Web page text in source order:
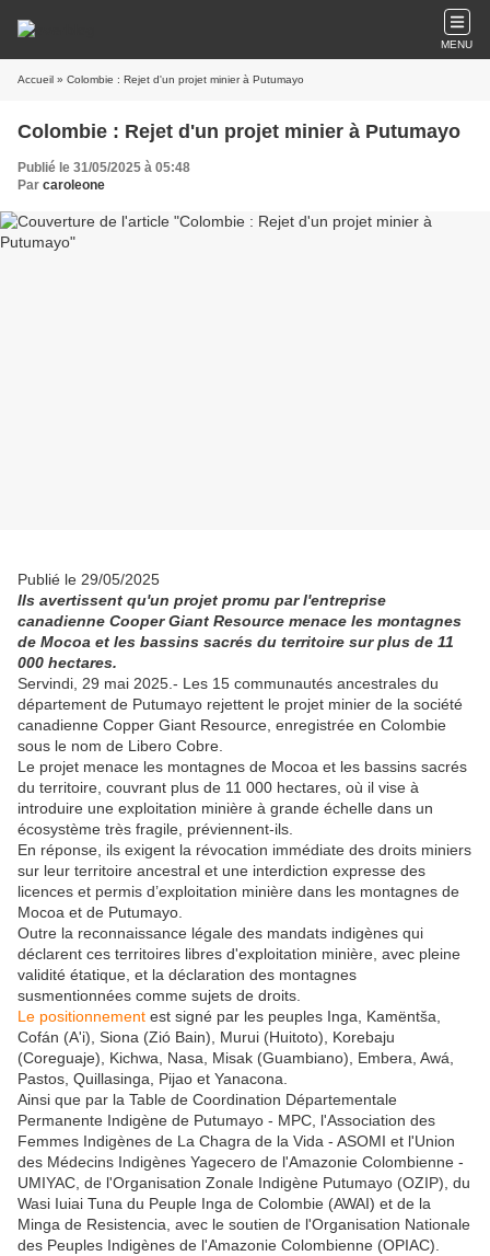
MENU
Accueil » Colombie : Rejet d'un projet minier à Putumayo
Colombie : Rejet d'un projet minier à Putumayo
Publié le 31/05/2025 à 05:48
Par caroleone
Publié le 29/05/2025
Ils avertissent qu'un projet promu par l'entreprise
canadienne Cooper Giant Resource menace les montagnes
de Mocoa et les bassins sacrés du territoire sur plus de 11
000 hectares.
Servindi, 29 mai 2025.- Les 15 communautés ancestrales du
département de Putumayo rejettent le projet minier de la société
canadienne Copper Giant Resource, enregistrée en Colombie
sous le nom de Libero Cobre.
Le projet menace les montagnes de Mocoa et les bassins sacrés
du territoire, couvrant plus de 11 000 hectares, où il vise à
introduire une exploitation minière à grande échelle dans un
écosystème très fragile, préviennent-ils.
En réponse, ils exigent la révocation immédiate des droits miniers
sur leur territoire ancestral et une interdiction expresse des
licences et permis d’exploitation minière dans les montagnes de
Mocoa et de Putumayo.
Outre la reconnaissance légale des mandats indigènes qui
déclarent ces territoires libres d'exploitation minière, avec pleine
validité étatique, et la déclaration des montagnes
susmentionnées comme sujets de droits.
Le positionnement est signé par les peuples Inga, Kamëntša,
Cofán (A'i), Siona (Zió Bain), Murui (Huitoto), Korebaju
(Coreguaje), Kichwa, Nasa, Misak (Guambiano), Embera, Awá,
Pastos, Quillasinga, Pijao et Yanacona.
Ainsi que par la Table de Coordination Départementale
Permanente Indigène de Putumayo - MPC, l'Association des
Femmes Indigènes de La Chagra de la Vida - ASOMI et l'Union
des Médecins Indigènes Yagecero de l'Amazonie Colombienne -
UMIYAC, de l'Organisation Zonale Indigène Putumayo (OZIP), du
Wasi Iuiai Tuna du Peuple Inga de Colombie (AWAI) et de la
Minga de Resistencia, avec le soutien de l'Organisation Nationale
des Peuples Indigènes de l'Amazonie Colombienne (OPIAC).